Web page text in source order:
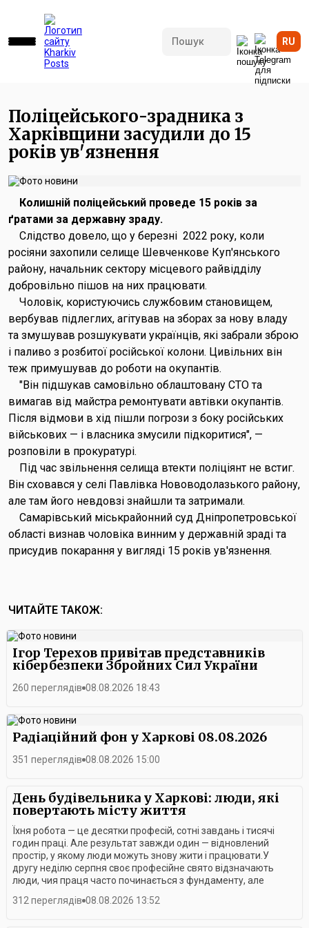
RU
546 переглядів • 03.02.2026 16:07
Поліцейського-зрадника з
Харківщини засудили до 15
років ув'язнення
Колишній поліцейський проведе 15 років за
ґратами за державну зраду.
Слідство довело, що у березні 2022 року, коли
росіяни захопили селище Шевченкове Куп'янського
району, начальник сектору місцевого райвідділу
добровільно пішов на них працювати.
Чоловік, користуючись службовим становищем,
вербував підлеглих, агітував на зборах за нову владу
та змушував розшукувати українців, які забрали зброю
і паливо з розбитої російської колони. Цивільних він
теж примушував до роботи на окупантів.
"Він підшукав самовільно облаштовану СТО та
вимагав від майстра ремонтувати автівки окупантів.
Після відмови в хід пішли погрози з боку російських
військових — і власника змусили підкоритися", —
розповіли в прокуратурі.
Під час звільнення селища втекти поліціянт не встиг.
Він сховався у селі Павлівка Нововодолазького району,
але там його невдовзі знайшли та затримали.
Самарівський міськрайонний суд Дніпропетровської
області визнав чоловіка винним у державній зраді та
присудив покарання у вигляді 15 років ув'язнення.
ЧИТАЙТЕ ТАКОЖ:
Ігор Терехов привітав представників
кібербезпеки Збройних Сил України
260 переглядів 08.08.2026 18:43
Радіаційний фон у Харкові 08.08.2026
351 переглядів 08.08.2026 15:00
День будівельника у Харкові: люди, які
повертають місту життя
Їхня робота — це десятки професій, сотні завдань і тисячі
годин праці. Але результат завжди один — відновлений
простір, у якому люди можуть знову жити і працювати.У
другу неділю серпня своє професійне свято відзначають
люди, чия праця часто починається з фундаменту, але
будівельника для Харкова — це не лише професійне свято, а
312 переглядів 08.08.2026 13:52